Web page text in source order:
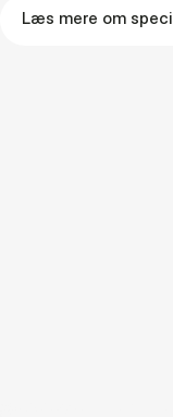
Læs mere om